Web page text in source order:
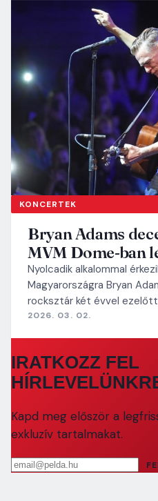
KONCERTEK
Bryan Adams
MVM Dome-ban
Nyolcadik alkalommal
Magyarországra Bryan
rocksztár két évvel
2026. 03. 02.
IRATKOZZ FEL
Kapd meg először a
exkluzív tartalmakat.
Email cím